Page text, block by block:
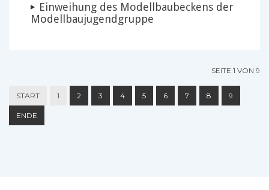
Einweihung des Modellbaubeckens der
Modellbaujugendgruppe
SEITE 1 VON 9
START 1 2 3 4 5 6 7 8 9
ENDE